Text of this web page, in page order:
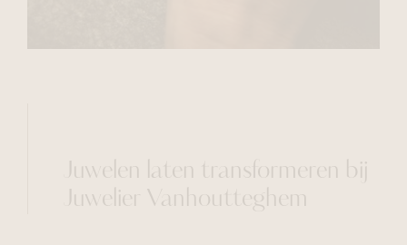
Juwelen laten transformeren bij
Juwelier Vanhoutteghem